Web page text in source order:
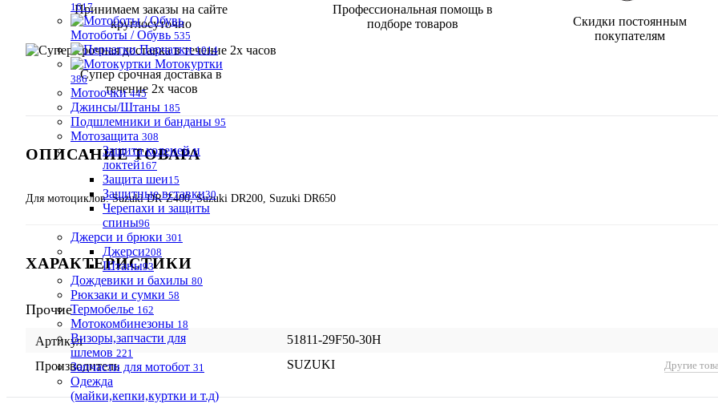
1617
Мотоботы / Обувь 535
Перчатки 1014
Мотокуртки
386
Мотоочки 445
Джинсы/Штаны 185
Подшлемники и банданы 95
Мотозащита 308
Защита коленей и
локтей167
Защита шеи15
Защитные вставки30
Черепахи и защиты
спины96
Джерси и брюки 301
Джерси208
Штаны93
Дождевики и бахилы 80
Рюкзаки и сумки 58
Термобелье 162
Мотокомбинезоны 18
Визоры,запчасти для
шлемов 221
Запчасти для мотобот 31
Одежда
(майки,кепки,куртки и т.д)
Принимаем заказы на сайте
круглосуточно
Профессиональная помощь в
подборе товаров
Скидки постоянным
покупателям
Супер срочная доставка в
течение 2х часов
ОПИСАНИЕ ТОВАРА
Для мотоциклов: Suzuki DR-Z400, Suzuki DR200, Suzuki DR650
ХАРАКТЕРИСТИКИ
Прочие
Артикул
51811-29F50-30H
Производитель
SUZUKI Другие